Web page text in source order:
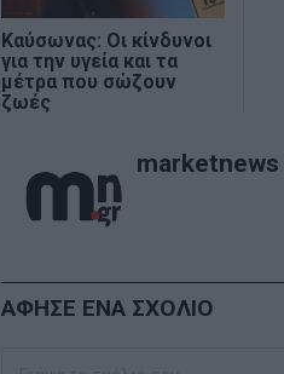
Καύσωνας: Οι κίνδυνοι
για την υγεία και τα
μέτρα που σώζουν
ζωές
marketnews
ΑΦΗΣΕ ΕΝΑ ΣΧΟΛΙΟ